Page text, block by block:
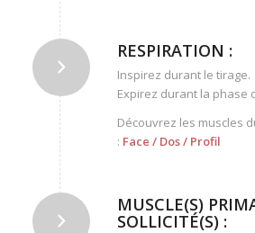
RESPIRATION :
Inspirez durant le tirage.
Expirez durant la phase
Découvrez les muscles
: Face / Dos/ Profil
MUSCLE(S)
SOLLICITÉ(S) :